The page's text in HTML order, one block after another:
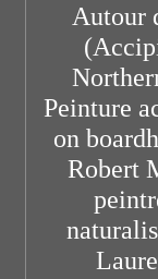
Autour
Peinture
on
Robert